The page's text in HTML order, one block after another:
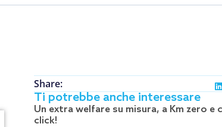
Share:
Ti potrebbe anche interessare
Un extra welfare su misura, a Km zero e
click!